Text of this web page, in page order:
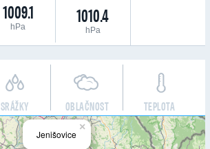
1009.1
hPa
1010.4
hPa
SRÁŽKY OBLAČNOST TEPLOTA
×
Jenišovice